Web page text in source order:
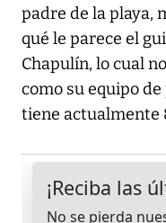
padre de la playa,
qué le parece el
Chapulín, lo cual
como su equipo de
tiene actualmente